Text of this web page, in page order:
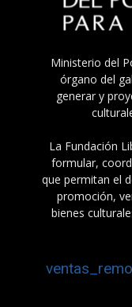
Ministerio del
órgano del
generar y
La Fundación
formular,
que permitan el
promoción,
bienes